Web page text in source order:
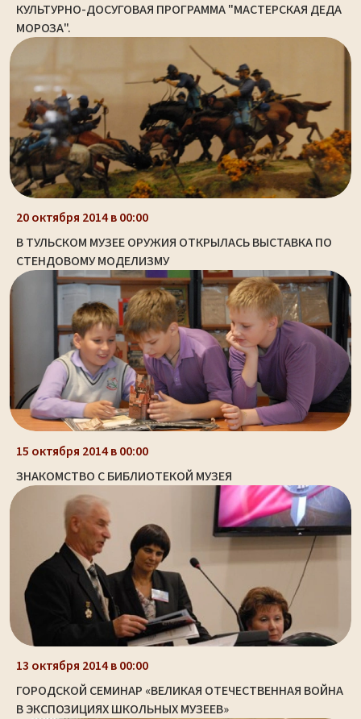
КУЛЬТУРНО-ДОСУГОВАЯ ПРОГРАММА "МАСТЕРСКАЯ ДЕДА
МОРОЗА".
20 октября 2014 в 00:00
В ТУЛЬСКОМ МУЗЕЕ ОРУЖИЯ ОТКРЫЛАСЬ ВЫСТАВКА ПО
СТЕНДОВОМУ МОДЕЛИЗМУ
15 октября 2014 в 00:00
ЗНАКОМСТВО С БИБЛИОТЕКОЙ МУЗЕЯ
13 октября 2014 в 00:00
ГОРОДСКОЙ СЕМИНАР «ВЕЛИКАЯ ОТЕЧЕСТВЕННАЯ ВОЙНА
В ЭКСПОЗИЦИЯХ ШКОЛЬНЫХ МУЗЕЕВ»